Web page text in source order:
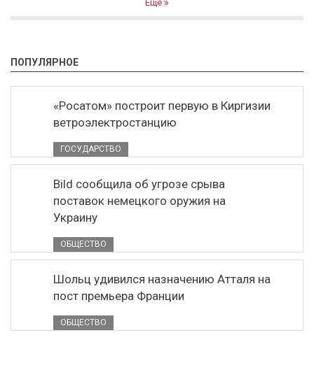
Ещё
ПОПУЛЯРНОЕ
«Росатом» построит первую в Киргизии
ветроэлектростанцию
ГОСУДАРСТВО
Bild сообщила об угрозе срыва
поставок немецкого оружия на
Украину
ОБЩЕСТВО
Шольц удивился назначению Атталя на
пост премьера Франции
ОБЩЕСТВО